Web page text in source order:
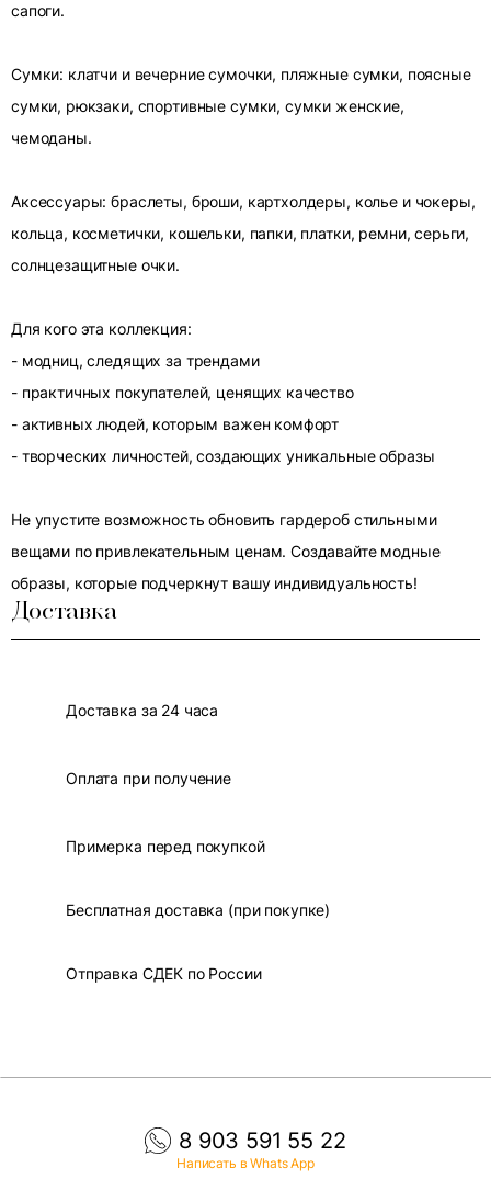
сапоги.
Сумки: клатчи и вечерние сумочки, пляжные сумки, поясные
сумки, рюкзаки, спортивные сумки, сумки женские,
чемоданы.
Аксессуары: браслеты, броши, картхолдеры, колье и чокеры,
кольца, косметички, кошельки, папки, платки, ремни, серьги,
солнцезащитные очки.
Для кого эта коллекция:
- модниц, следящих за трендами
- практичных покупателей, ценящих качество
- активных людей, которым важен комфорт
- творческих личностей, создающих уникальные образы
Не упустите возможность обновить гардероб стильными
вещами по привлекательным ценам. Создавайте модные
образы, которые подчеркнут вашу индивидуальность!
Доставка
Доставка за 24 часа
Оплата при получение
Примерка перед покупкой
Бесплатная доставка (при покупке)
Отправка СДЕК по России
8 903 591 55 22
Написать в Whats App